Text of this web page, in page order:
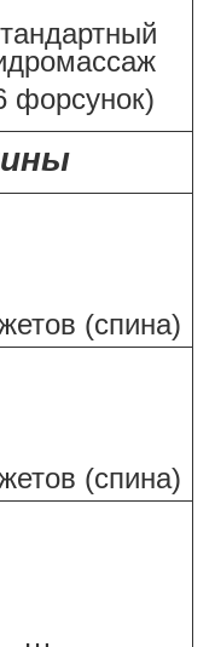
форсунок)
(спина)
(спина)